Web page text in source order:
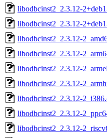
libodbcinst2_2.3.12-
libodbcinst2_2.3.12-
libodbcinst2_2.3.12-
libodbcinst2_2.3.12-
libodbcinst2_2.3.12-
libodbcinst2_2.3.12-
libodbcinst2_2.3.12-
libodbcinst2_2.3.12-
libodbcinst2_2.3.12-